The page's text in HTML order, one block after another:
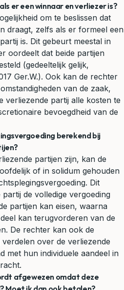
er een winnaar en verliezer is?
om te beslissen dat
draagt, zelfs als er formeel een
is. Dit gebeurt meestal in
oordeelt dat beide partijen
(gedeeltelijk gelijk,
Ger.W.). Ook kan de rechter
van de zaak,
verliezende partij alle kosten te
bevoegdheid van de
berekend bij
partijen zijn, kan de
of in solidum gehouden
Dit
de volledige vergoeding
partijen kan eisen, waarna
kan terugvorderen van de
De rechter kan ook de
over de verliezende
met hun individuele aandeel in
afgewezen omdat deze